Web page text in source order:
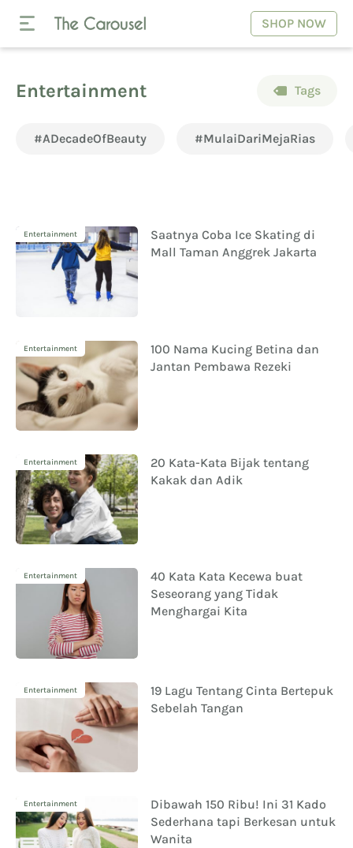
SHOP NOW
Entertainment Tags
#ADecadeOfBeauty #MulaiDariMejaRias
Entertainment
Saatnya Coba Ice Skating di
Mall Taman Anggrek Jakarta
Entertainment
100 Nama Kucing Betina dan
Jantan Pembawa Rezeki
Entertainment
20 Kata-Kata Bijak tentang
Kakak dan Adik
Entertainment
40 Kata Kata Kecewa buat
Seseorang yang Tidak
Menghargai Kita
Entertainment
19 Lagu Tentang Cinta Bertepuk
Sebelah Tangan
Entertainment
Dibawah 150 Ribu! Ini 31 Kado
Sederhana tapi Berkesan untuk
Wanita